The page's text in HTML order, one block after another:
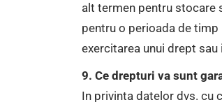
alt termen pentru stocare
pentru o perioada de
exercitarea unui drept
9. Ce drepturi va sunt
In privinta datelor dvs. cu